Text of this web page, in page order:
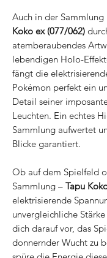
Auch in der Sammlung
Koko ex (077/062)
atemberaubendes
lebendigen Holo-
fängt die
Pokémon perfekt ein
Detail seiner
Leuchten. Ein echtes
Sammlung aufwertet
Blicke garantiert.
Ob auf dem Spielfeld
Sammlung – Tapu
elektrisierende
unvergleichliche
dich darauf vor, das
donnernder Wucht zu